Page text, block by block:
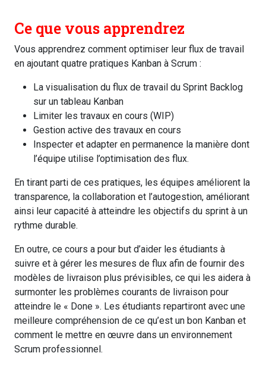
Ce que vous apprendrez
Vous apprendrez comment optimiser leur flux de travail
en ajoutant quatre pratiques Kanban à Scrum :
La visualisation du flux de travail du Sprint Backlog
sur un tableau Kanban
Limiter les travaux en cours (WIP)
Gestion active des travaux en cours
Inspecter et adapter en permanence la manière dont
l’équipe utilise l’optimisation des flux.
En tirant parti de ces pratiques, les équipes améliorent la
transparence, la collaboration et l’autogestion, améliorant
ainsi leur capacité à atteindre les objectifs du sprint à un
rythme durable.
En outre, ce cours a pour but d’aider les étudiants à
suivre et à gérer les mesures de flux afin de fournir des
modèles de livraison plus prévisibles, ce qui les aidera à
surmonter les problèmes courants de livraison pour
atteindre le « Done ». Les étudiants repartiront avec une
meilleure compréhension de ce qu’est un bon Kanban et
comment le mettre en œuvre dans un environnement
Scrum professionnel.